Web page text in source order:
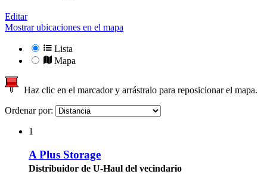
Editar
Mostrar ubicaciones en el mapa
Lista
Mapa
Haz clic en el marcador y arrástralo para reposicionar el mapa.
Ordenar por:
1
A Plus Storage
Distribuidor de U-Haul del vecindario